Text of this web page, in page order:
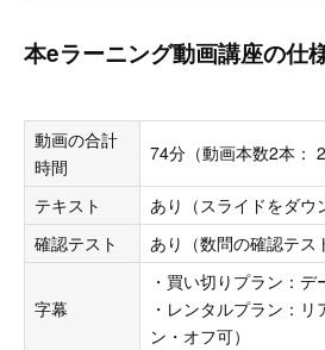
本eラーニング動画講座の仕
動画の合計
時間
74分（動画本数2本：
テキスト
あり（スライドをダウ
確認テスト
あり（数問の確認テス
字幕
・買い切りプラン：デ
・レンタルプラン：
ン・オフ可）